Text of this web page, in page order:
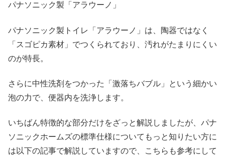
パナソニック製「アラウーノ」
パナソニック製トイレ「アラウーノ」は、陶器ではなく
「スゴピカ素材」でつくられており、汚れがたまりにくい
のが特長。
さらに中性洗剤をつかった「激落ちバブル」という細かい
泡の力で、便器内を洗浄します。
いちばん特徴的な部分だけをざっと解説しましたが、パナ
ソニックホームズの標準仕様についてもっと知りたい方に
は以下の記事で解説していますので、こちらも参考にして